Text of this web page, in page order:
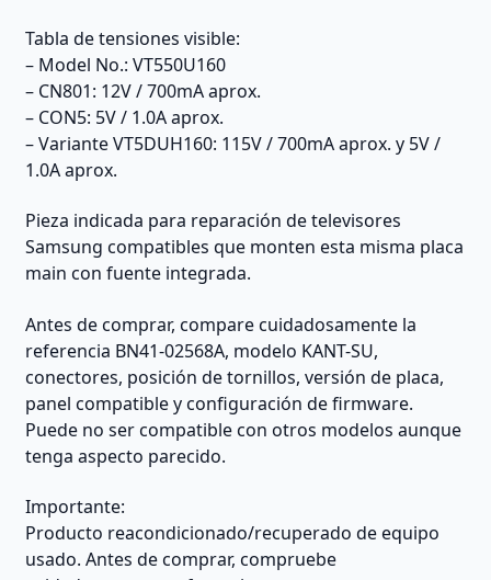
Tabla de tensiones visible:
– Model No.: VT550U160
– CN801: 12V / 700mA aprox.
– CON5: 5V / 1.0A aprox.
– Variante VT5DUH160: 115V / 700mA aprox. y 5V /
1.0A aprox.
Pieza indicada para reparación de televisores
Samsung compatibles que monten esta misma placa
main con fuente integrada.
Antes de comprar, compare cuidadosamente la
referencia BN41-02568A, modelo KANT-SU,
conectores, posición de tornillos, versión de placa,
panel compatible y configuración de firmware.
Puede no ser compatible con otros modelos aunque
tenga aspecto parecido.
Importante:
Producto reacondicionado/recuperado de equipo
usado. Antes de comprar, compruebe